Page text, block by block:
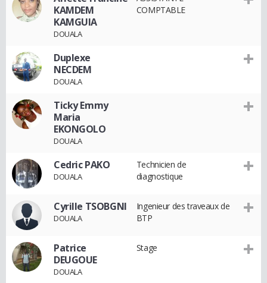
KAMDEM
KAMGUIA
DOUALA
COMPTABLE
Duplexe
NECDEM
DOUALA
Ticky Emmy
Maria
EKONGOLO
DOUALA
Cedric PAKO
DOUALA
Technicien de
diagnostique
Cyrille TSOBGNI
DOUALA
Ingenieur des traveaux de
BTP
Patrice
DEUGOUE
DOUALA
Stage